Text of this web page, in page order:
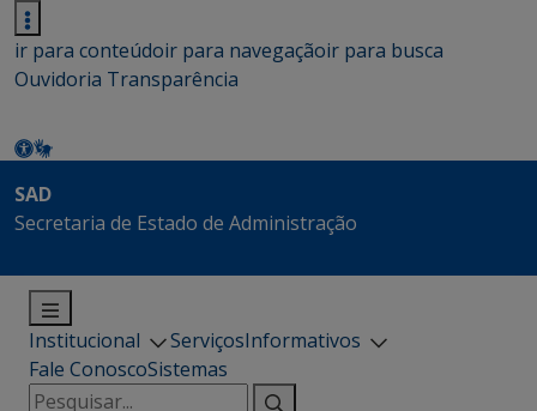
ir para conteúdoir para navegaçãoir para busca
Ouvidoria Transparência
SAD
Secretaria de Estado de Administração
Institucional ServiçosInformativos
Fale ConoscoSistemas
Pesquisar